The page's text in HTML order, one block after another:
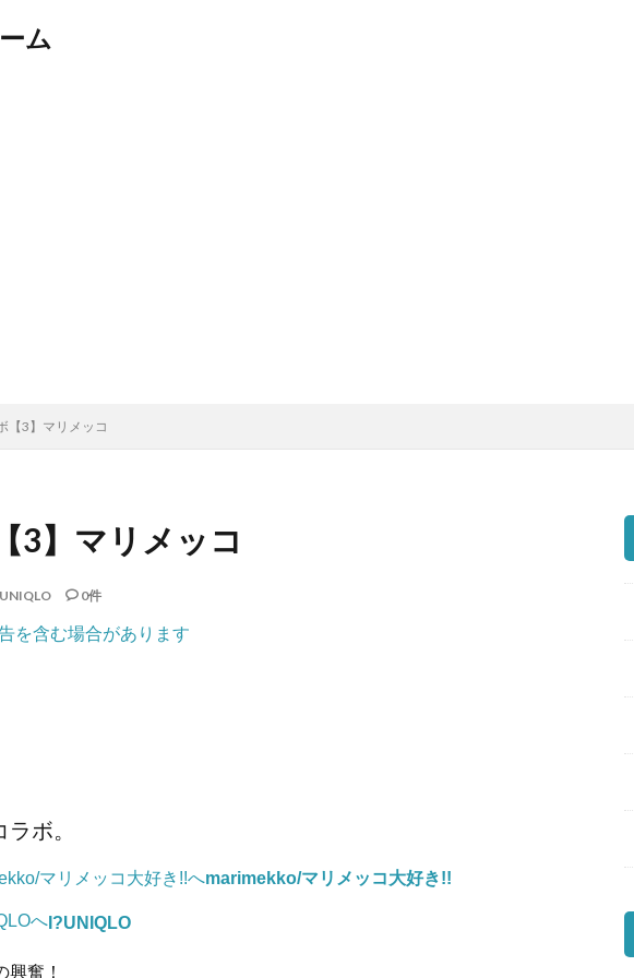
ム
【3】マリメッコ
3】マリメッコ
UNIQLO 0件
を含む場合があります
ボ。
marimekko/マリメッコ大好き!!
I?UNIQLO
奮！